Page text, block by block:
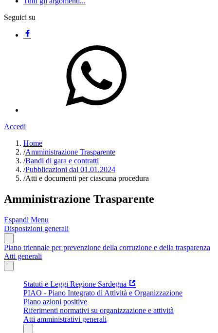
Seguici su
Accedi
Home
/Amministrazione Trasparente
/Bandi di gara e contratti
/Pubblicazioni dal 01.01.2024
/Atti e documenti per ciascuna procedura
Amministrazione Trasparente
Espandi Menu
Disposizioni generali
Piano triennale per prevenzione della corruzione e della trasparenza
Atti generali
Statuti e Leggi Regione Sardegna
PIAO - Piano Integrato di Attività e Organizzazione
Piano azioni positive
Riferimenti normativi su organizzazione e attività
Atti amministrativi generali